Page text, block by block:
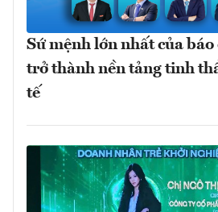
Sứ mệnh lớn nhất của
trở thành nền tảng tinh
tế